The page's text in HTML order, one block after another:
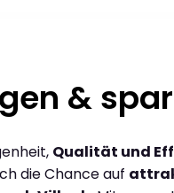
&
Qualität und
die Chance auf